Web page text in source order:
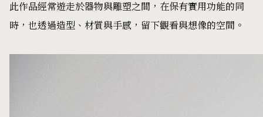
此作品經常遊走於器物與雕塑之間，在保有實用功能的同
時，也透過造型、材質與手感，留下觀看與想像的空間。